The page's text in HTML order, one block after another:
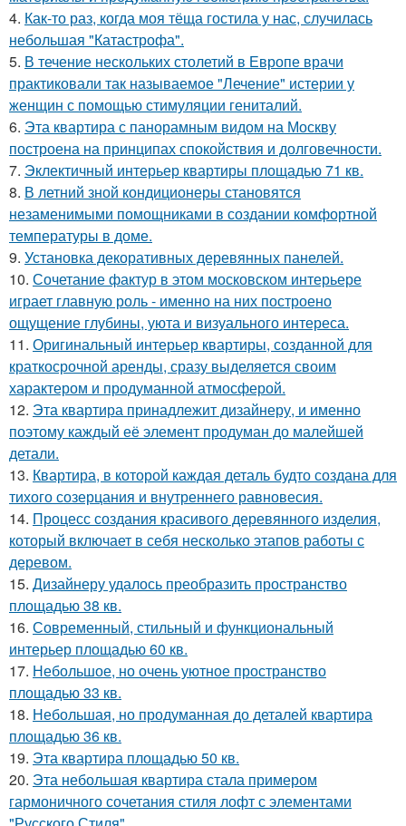
4. Как-то раз, когда моя тёща гостила у нас, случилась
небольшая "Катастрофа".
5. В течение нескольких столетий в Европе врачи
практиковали так называемое "Лечение" истерии у
женщин с помощью стимуляции гениталий.
6. Эта квартира с панорамным видом на Москву
построена на принципах спокойствия и долговечности.
7. Эклектичный интерьер квартиры площадью 71 кв.
8. В летний зной кондиционеры становятся
незаменимыми помощниками в создании комфортной
температуры в доме.
9. Установка декоративных деревянных панелей.
10. Сочетание фактур в этом московском интерьере
играет главную роль - именно на них построено
ощущение глубины, уюта и визуального интереса.
11. Оригинальный интерьер квартиры, созданной для
краткосрочной аренды, сразу выделяется своим
характером и продуманной атмосферой.
12. Эта квартира принадлежит дизайнеру, и именно
поэтому каждый её элемент продуман до малейшей
детали.
13. Квартира, в которой каждая деталь будто создана для
тихого созерцания и внутреннего равновесия.
14. Процесс создания красивого деревянного изделия,
который включает в себя несколько этапов работы с
деревом.
15. Дизайнеру удалось преобразить пространство
площадью 38 кв.
16. Современный, стильный и функциональный
интерьер площадью 60 кв.
17. Небольшое, но очень уютное пространство
площадью 33 кв.
18. Небольшая, но продуманная до деталей квартира
площадью 36 кв.
19. Эта квартира площадью 50 кв.
20. Эта небольшая квартира стала примером
гармоничного сочетания стиля лофт с элементами